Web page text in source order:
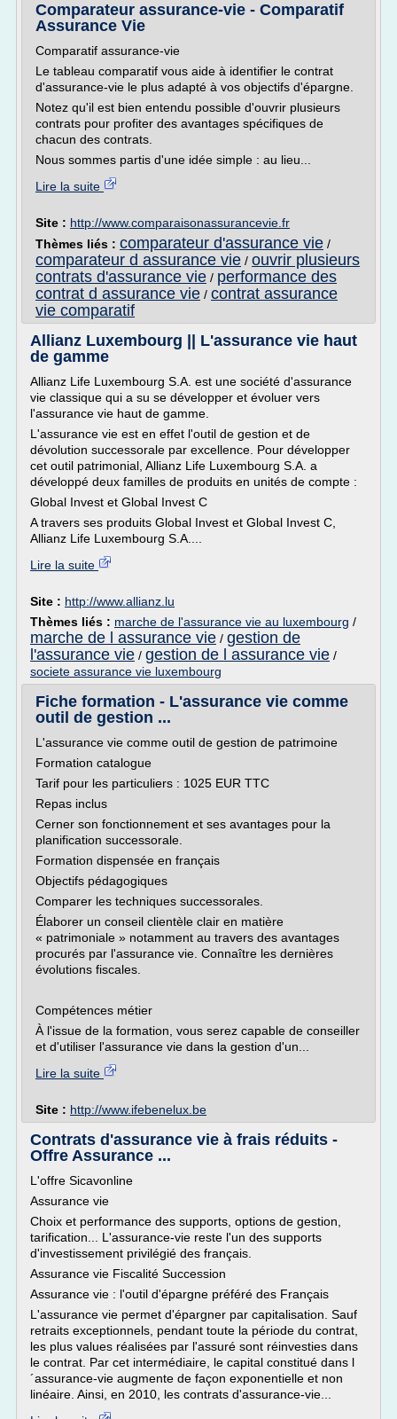
Comparateur assurance-vie - Comparatif
Assurance Vie
Comparatif assurance-vie
Le tableau comparatif vous aide à identifier le contrat
d'assurance-vie le plus adapté à vos objectifs d'épargne.
Notez qu'il est bien entendu possible d'ouvrir plusieurs
contrats pour profiter des avantages spécifiques de
chacun des contrats.
Nous sommes partis d'une idée simple : au lieu...
Lire la suite
Site : http://www.comparaisonassurancevie.fr
Thèmes liés : comparateur d'assurance vie /
comparateur d assurance vie / ouvrir plusieurs
contrats d'assurance vie / performance des
contrat d assurance vie / contrat assurance
vie comparatif
Allianz Luxembourg || L'assurance vie haut
de gamme
Allianz Life Luxembourg S.A. est une société d'assurance
vie classique qui a su se développer et évoluer vers
l'assurance vie haut de gamme.
L'assurance vie est en effet l'outil de gestion et de
dévolution successorale par excellence. Pour développer
cet outil patrimonial, Allianz Life Luxembourg S.A. a
développé deux familles de produits en unités de compte :
Global Invest et Global Invest C
A travers ses produits Global Invest et Global Invest C,
Allianz Life Luxembourg S.A....
Lire la suite
Site : http://www.allianz.lu
Thèmes liés : marche de l'assurance vie au luxembourg /
marche de l assurance vie / gestion de
l'assurance vie / gestion de l assurance vie /
societe assurance vie luxembourg
Fiche formation - L'assurance vie comme
outil de gestion ...
L'assurance vie comme outil de gestion de patrimoine
Formation catalogue
Tarif pour les particuliers : 1025 EUR TTC
Repas inclus
Cerner son fonctionnement et ses avantages pour la
planification successorale.
Formation dispensée en français
Objectifs pédagogiques
Comparer les techniques successorales.
Élaborer un conseil clientèle clair en matière
« patrimoniale » notamment au travers des avantages
procurés par l'assurance vie. Connaître les dernières
évolutions fiscales.
Compétences métier
À l'issue de la formation, vous serez capable de conseiller
et d'utiliser l'assurance vie dans la gestion d'un...
Lire la suite
Site : http://www.ifebenelux.be
Contrats d'assurance vie à frais réduits -
Offre Assurance ...
L'offre Sicavonline
Assurance vie
Choix et performance des supports, options de gestion,
tarification... L'assurance-vie reste l'un des supports
d'investissement privilégié des français.
Assurance vie Fiscalité Succession
Assurance vie : l'outil d'épargne préféré des Français
L'assurance vie permet d'épargner par capitalisation. Sauf
retraits exceptionnels, pendant toute la période du contrat,
les plus values réalisées par l'assuré sont réinvesties dans
le contrat. Par cet intermédiaire, le capital constitué dans l
´assurance-vie augmente de façon exponentielle et non
linéaire. Ainsi, en 2010, les contrats d'assurance-vie...